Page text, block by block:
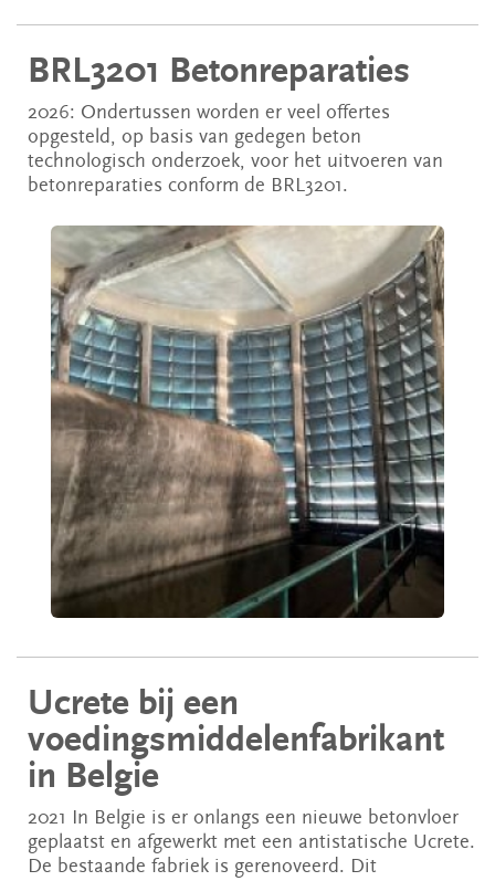
BRL3201 Betonreparaties
2026: Ondertussen worden er veel offertes
opgesteld, op basis van gedegen beton
technologisch onderzoek, voor het uitvoeren van
betonreparaties conform de BRL3201.
Ucrete bij een
voedingsmiddelenfabrikant
in Belgie
2021 In Belgie is er onlangs een nieuwe betonvloer
geplaatst en afgewerkt met een antistatische Ucrete.
De bestaande fabriek is gerenoveerd. Dit